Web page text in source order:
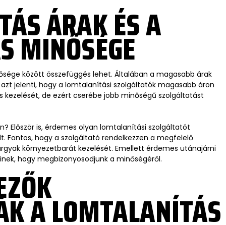
ÁRAK ÉS A
MINŐSÉGE
között összefüggés lehet. Általában a magasabb árak
jelenti, hogy a lomtalanítási szolgáltatók magasabb áron
kezelését, de ezért cserébe jobb minőségű szolgáltatást
Először is, érdemes olyan lomtalanítási szolgáltatót
Fontos, hogy a szolgáltató rendelkezzen a megfelelő
környezetbarát kezelését. Emellett érdemes utánajárni
hogy megbizonyosodjunk a minőségéről.
A LOMTALANÍTÁS